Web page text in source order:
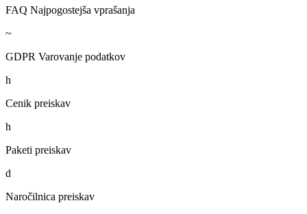
FAQ Najpogostejša vprašanja
~
GDPR Varovanje podatkov
h
Cenik preiskav
h
Paketi preiskav
d
Naročilnica preiskav